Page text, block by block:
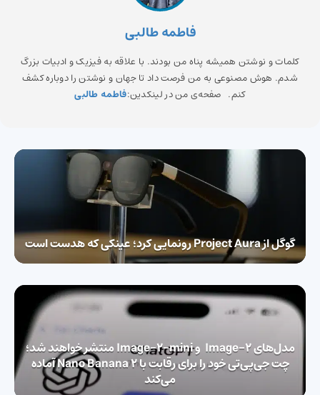
فاطمه طالبی
کلمات و نوشتن همیشه پناه من بودند. با علاقه به فیزیک و ادبیات بزرگ
شدم. هوش مصنوعی به من فرصت داد تا جهان و نوشتن را دوباره کشف
کنم. صفحه‌ی من در لینکدین:فاطمه طالبی
گوگل از Project Aura رونمایی کرد؛ عینکی که هدست است
مدل‌های Image-2 و Image-2-mini منتشر خواهند شد؛
چت جی‎‌پی‌تی خود را برای رقابت با Nano Banana 2 آماده
می‌کند